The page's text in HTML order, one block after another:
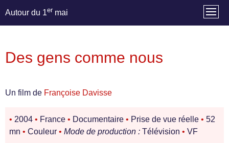
Autour du 1er mai
Des gens comme nous
Un film de Françoise Davisse
• 2004 • France • Documentaire • Prise de vue réelle • 52
mn • Couleur • Mode de production : Télévision • VF